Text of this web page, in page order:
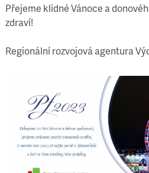
Přejeme klidné Vánoce a
zdraví!
Regionální rozvojová agentura